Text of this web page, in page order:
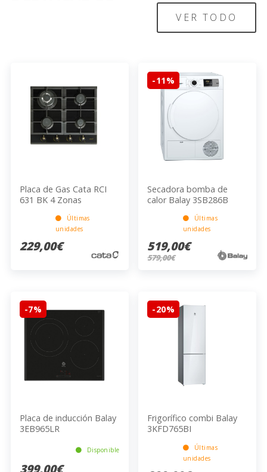
VER TODO
Placa de Gas Cata RCI
631 BK 4 Zonas
Últimas
unidades
229,00€
-11%
Secadora bomba de
calor Balay 3SB286B
Últimas
unidades
519,00€
579,00€
-7%
Placa de inducción Balay
3EB965LR
Disponible
-20%
Frigorífico combi Balay
3KFD765BI
Últimas
unidades